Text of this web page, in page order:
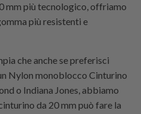
mm più tecnologico, offriamo
più resistenti e
che anche se preferisci
Nylon monobloccoCinturino
o Indiana Jones, abbiamo
da 20 mm può fare la